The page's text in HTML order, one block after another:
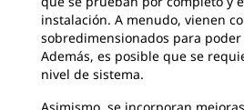
instalación. A menudo, vienen
sobredimensionados para
Además, es posible que se
nivel de sistema.